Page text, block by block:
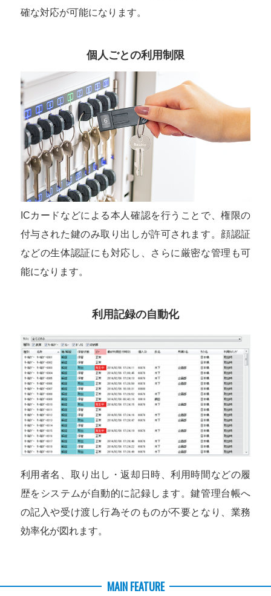
確な対応が可能になります。
個人ごとの利用制限
ICカードなどによる本人確認を行うことで、権限の
付与された鍵のみ取り出しが許可されます。顔認証
などの生体認証にも対応し、さらに厳密な管理も可
能になります。
利用記録の自動化
利用者名、取り出し・返却日時、利用時間などの履
歴をシステムが自動的に記録します。鍵管理台帳へ
の記入や受け渡し行為そのものが不要となり、業務
効率化が図れます。
MAIN FEATURE